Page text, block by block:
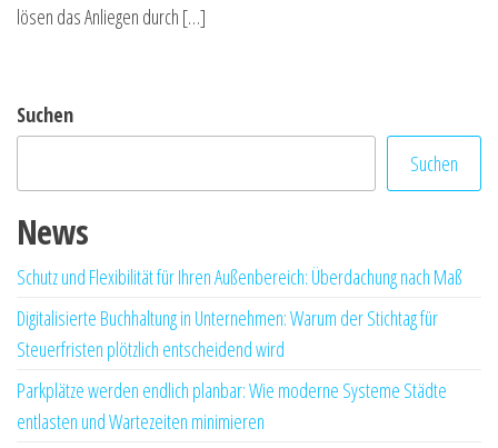
lösen das Anliegen durch […]
Suchen
Suchen
News
Schutz und Flexibilität für Ihren Außenbereich: Überdachung nach Maß
Digitalisierte Buchhaltung in Unternehmen: Warum der Stichtag für
Steuerfristen plötzlich entscheidend wird
Parkplätze werden endlich planbar: Wie moderne Systeme Städte
entlasten und Wartezeiten minimieren